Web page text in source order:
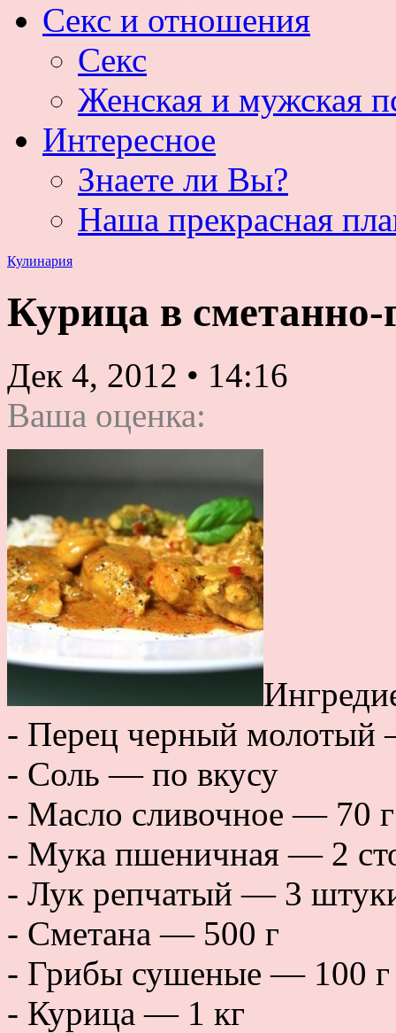
Секс и отношения
Секс
Женская и мужская
Интересное
Знаете ли Вы?
Наша прекрасная
Кулинария
Курица в сметанно-
Дек 4, 2012 • 14:16
Ваша оценка:
- Перец черный молотый
- Соль — по вкусу
- Масло сливочное — 70 г
- Мука пшеничная — 2
- Лук репчатый — 3
- Сметана — 500 г
- Грибы сушеные — 100 г
- Курица — 1 кг